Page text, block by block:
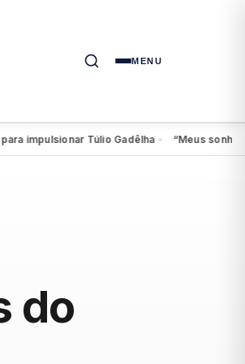
MENU
Túlio Gadêlha● “Meus sonhos
do